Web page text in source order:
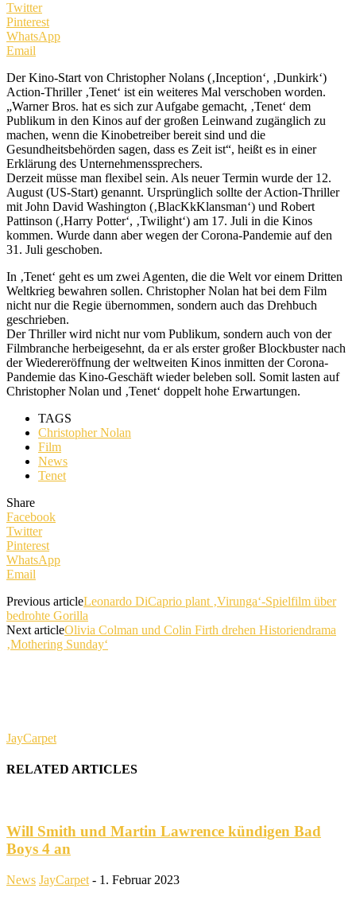
Twitter
Pinterest
WhatsApp
Email
Der Kino-Start von Christopher Nolans (‚Inception‘, ‚Dunkirk‘)
Action-Thriller ‚Tenet‘ ist ein weiteres Mal verschoben worden.
„Warner Bros. hat es sich zur Aufgabe gemacht, ‚Tenet‘ dem
Publikum in den Kinos auf der großen Leinwand zugänglich zu
machen, wenn die Kinobetreiber bereit sind und die
Gesundheitsbehörden sagen, dass es Zeit ist“, heißt es in einer
Erklärung des Unternehmenssprechers.
Derzeit müsse man flexibel sein. Als neuer Termin wurde der 12.
August (US-Start) genannt. Ursprünglich sollte der Action-Thriller
mit John David Washington (‚BlacKkKlansman‘) und Robert
Pattinson (‚Harry Potter‘, ‚Twilight‘) am 17. Juli in die Kinos
kommen. Wurde dann aber wegen der Corona-Pandemie auf den
31. Juli geschoben.
In ‚Tenet‘ geht es um zwei Agenten, die die Welt vor einem Dritten
Weltkrieg bewahren sollen. Christopher Nolan hat bei dem Film
nicht nur die Regie übernommen, sondern auch das Drehbuch
geschrieben.
Der Thriller wird nicht nur vom Publikum, sondern auch von der
Filmbranche herbeigesehnt, da er als erster großer Blockbuster nach
der Wiedereröffnung der weltweiten Kinos inmitten der Corona-
Pandemie das Kino-Geschäft wieder beleben soll. Somit lasten auf
Christopher Nolan und ‚Tenet‘ doppelt hohe Erwartungen.
TAGS
Christopher Nolan
Film
News
Tenet
Share
Facebook
Twitter
Pinterest
WhatsApp
Email
Previous articleLeonardo DiCaprio plant ‚Virunga‘-Spielfilm über
bedrohte Gorilla
Next articleOlivia Colman und Colin Firth drehen Historiendrama
‚Mothering Sunday‘
JayCarpet
RELATED ARTICLES
Will Smith und Martin Lawrence kündigen Bad
Boys 4 an
News JayCarpet - 1. Februar 2023